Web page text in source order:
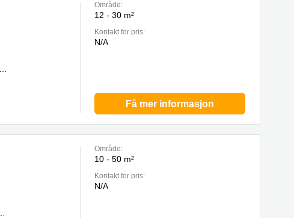
Område:
12 - 30 m²
Kontakt for pris:
N/A
Få mer informasjon
Område:
10 - 50 m²
Kontakt for pris:
N/A